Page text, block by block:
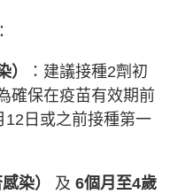
）
：建議接種2劑初
確保在疫苗有效期前
12日或之前接種第一
染） 及 6個月至4歲